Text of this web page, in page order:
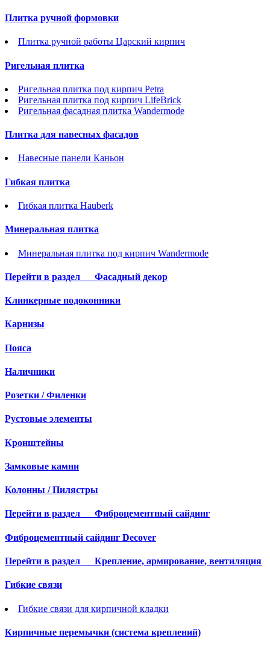
Плитка ручной формовки
Плитка ручной работы Царский кирпич
Ригельная плитка
Ригельная плитка под кирпич Petra
Ригельная плитка под кирпич LifeBrick
Ригельная фасадная плитка Wandermode
Плитка для навесных фасадов
Навесные панели Каньон
Гибкая плитка
Гибкая плитка Hauberk
Минеральная плитка
Минеральная плитка под кирпич Wandermode
Перейти в раздел Фасадный декор
Клинкерные подоконники
Карнизы
Пояса
Наличники
Розетки / Филенки
Рустовые элементы
Кронштейны
Замковые камни
Колонны / Пилястры
Перейти в раздел Фиброцементный сайдинг
Фиброцементный сайдинг Decover
Перейти в раздел Крепление, армирование, вентиляция
Гибкие связи
Гибкие связи для кирпичной кладки
Кирпичные перемычки (система креплений)